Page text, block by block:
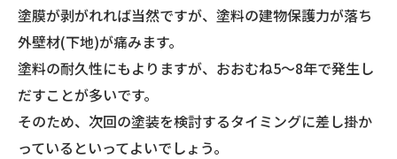
塗膜が剥がれれば当然ですが、塗料の建物保護力が落ち
外壁材(下地)が痛みます。
塗料の耐久性にもよりますが、おおむね5～8年で発生し
だすことが多いです。
そのため、次回の塗装を検討するタイミングに差し掛か
っているといってよいでしょう。